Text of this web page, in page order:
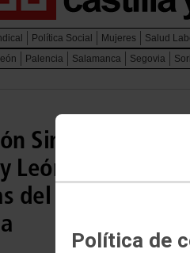
Política de
Política Social Mujeres Salud
Palencia Salamanca Segovia
Sindical de
León en Ávila
del operativo de